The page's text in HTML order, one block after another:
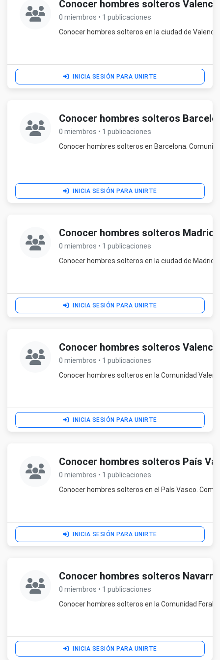
Conocer hombres solteros
0 miembros • 1 publicaciones
Conocer hombres solteros en la ciudad de
INICIA SESIÓN PARA UNIRTE
Conocer hombres solteros
0 miembros • 1 publicaciones
Conocer hombres solteros en Barcelona.
INICIA SESIÓN PARA UNIRTE
Conocer hombres solteros Madrid
0 miembros • 1 publicaciones
Conocer hombres solteros en la ciudad de
INICIA SESIÓN PARA UNIRTE
Conocer hombres solteros
0 miembros • 1 publicaciones
Conocer hombres solteros en la Comunidad
INICIA SESIÓN PARA UNIRTE
Conocer hombres solteros País
0 miembros • 1 publicaciones
Conocer hombres solteros en el País Vasco.
INICIA SESIÓN PARA UNIRTE
Conocer hombres solteros Navarra
0 miembros • 1 publicaciones
Conocer hombres solteros en la Comunidad Foral
INICIA SESIÓN PARA UNIRTE